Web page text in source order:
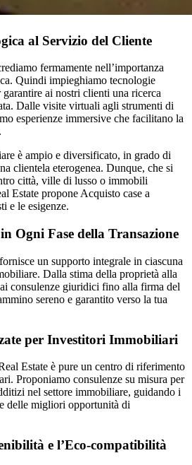
al Servizio del Cliente
fermamente nell’importanza
Quindi impieghiamo tecnologie
ai nostri clienti una ricerca
Dalle visite virtuali agli strumenti di
esperienze immersive che facilitano la
è ampio e diversificato, in grado di
clientela eterogenea. Dunque, che si
città, ville di lusso o immobili
Estate propone Acquisto case a
e le esigenze.
Ogni Fase della Transazione
un supporto integrale in ciascuna
Dalla stima della proprietà alla
consulenze giuridici fino alla firma del
sereno e garantito verso la tua
per Investitori Immobiliari
Estate è pure un centro di riferimento
Proponiamo consulenze su misura per
nel settore immobiliare, guidando i
delle migliori opportunità di
e l’Eco-compatibilità